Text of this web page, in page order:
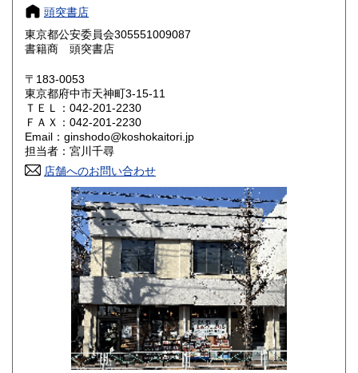
愛知県
滋賀県
大阪府 1,800円
奈良県 1,800円
鳥取県
1,800円 広島県
1,800円 徳島県
1,800円 愛媛県
1,800円 福岡県
1,800円 長崎県
1,800円 大分県
頭突書店
東京都公安委員会305551009087
書籍商 頭突書店
〒183-0053
東京都府中市天神町3-15-11
ＴＥＬ：042-201-2230
ＦＡＸ：042-201-2230
Email：ginshodo@koshokaitori.jp
担当者：宮川千尋
店舗へのお問い合わせ